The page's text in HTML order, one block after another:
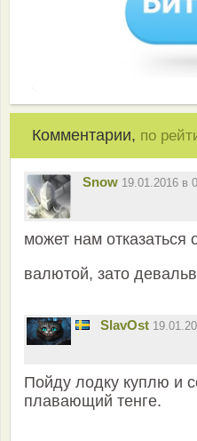
Комментарии, по
Snow 19.01.2016 в
может нам отказаться
валютой, зато
SlavOst
Пойду лодку куплю и
плавающий тенге.